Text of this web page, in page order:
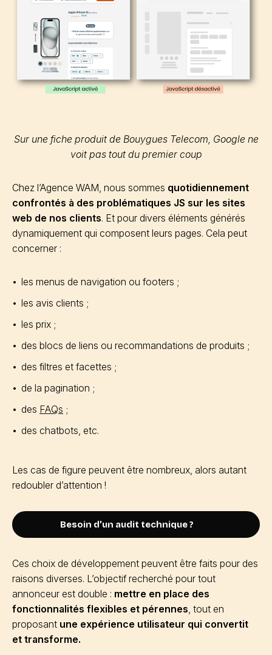
Sur une fiche produit de Bouygues Telecom, Google ne
voit pas tout du premier coup
Chez l’Agence WAM, nous sommes quotidiennement
confrontés à des problématiques JS sur les sites
web de nos clients. Et pour divers éléments générés
dynamiquement qui composent leurs pages. Cela peut
concerner :
les menus de navigation ou footers ;
les avis clients ;
les prix ;
des blocs de liens ou recommandations de produits ;
des filtres et facettes ;
de la pagination ;
des FAQs ;
des chatbots, etc.
Les cas de figure peuvent être nombreux, alors autant
redoubler d’attention !
Besoin d’un audit technique ?
Ces choix de développement peuvent être faits pour des
raisons diverses. L’objectif recherché pour tout
annonceur est double : mettre en place des
fonctionnalités flexibles et pérennes, tout en
proposant une expérience utilisateur qui convertit
et transforme.